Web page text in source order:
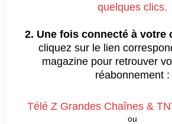
quelques clics.
2. Une fois connecté à votre
cliquez sur le lien
magazine pour retrouver
réabonnement :
Télé Z Grandes Chaînes &
ou